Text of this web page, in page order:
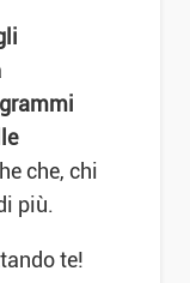
che, chi
più.
te!